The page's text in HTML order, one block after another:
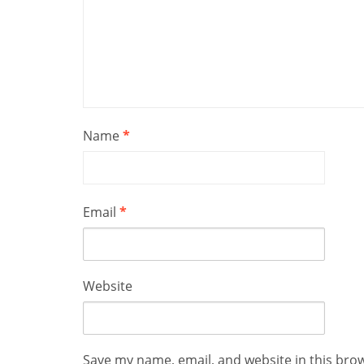
Name*
Email *
Website
Save my name, email, and website in this